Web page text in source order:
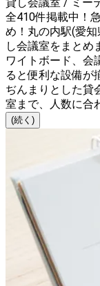
全410件掲載中！
め！丸の内駅(愛
し会議室をまとめ
ワイトボード、会
ると便利な設備が
ぢんまりとした貸
室まで、人数に合
(続く)